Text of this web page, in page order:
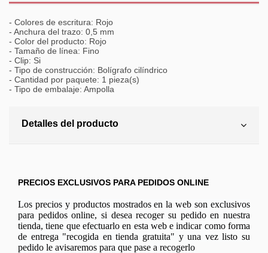
- Colores de escritura: Rojo
- Anchura del trazo: 0,5 mm
- Color del producto: Rojo
- Tamaño de línea: Fino
- Clip: Si
- Tipo de construcción: Bolígrafo cilíndrico
- Cantidad por paquete: 1 pieza(s)
- Tipo de embalaje: Ampolla
Detalles del producto
PRECIOS EXCLUSIVOS PARA PEDIDOS ONLINE
Los precios y productos mostrados en la web son exclusivos
para pedidos online, si desea recoger su pedido en nuestra
tienda, tiene que efectuarlo en esta web e indicar como forma
de entrega "recogida en tienda gratuita" y una vez listo su
pedido le avisaremos para que pase a recogerlo